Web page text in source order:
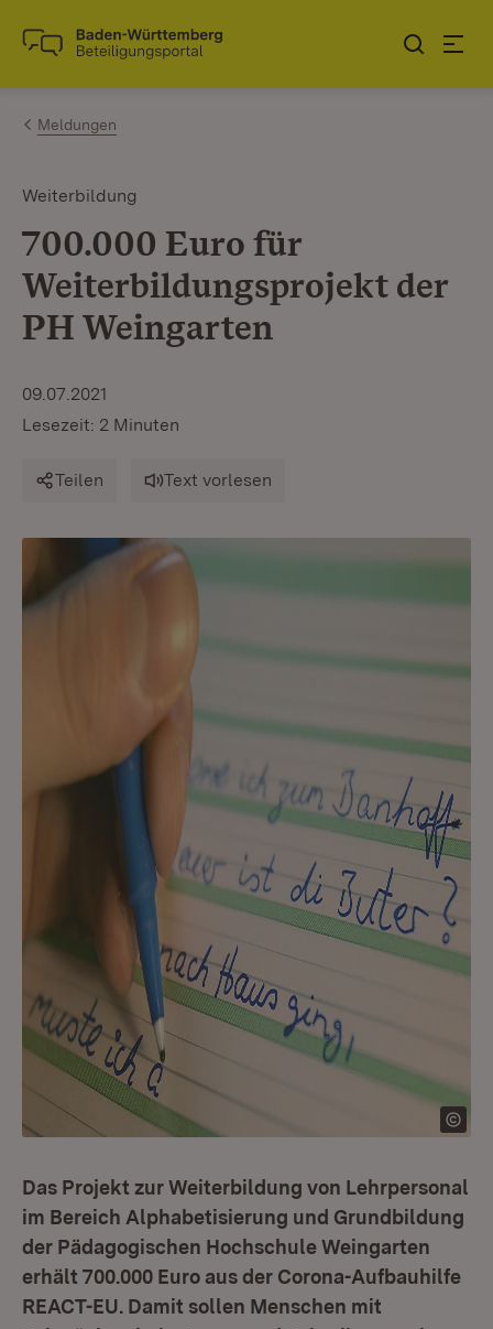
Zum Inhalt springen
Link zur Startseite
Meldungen
Weiterbildung
700.000 Euro für
Weiterbildungsprojekt der
PH Weingarten
09.07.2021
Lesezeit: 2 Minuten
Teilen Text vorlesen
Das Projekt zur Weiterbildung von Lehrpersonal
im Bereich Alphabetisierung und Grundbildung
der Pädagogischen Hochschule Weingarten
erhält 700.000 Euro aus der Corona-Aufbauhilfe
REACT-EU. Damit sollen Menschen mit